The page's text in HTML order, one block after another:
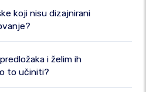
koji nisu dizajnirani
i želim ih
to učiniti?